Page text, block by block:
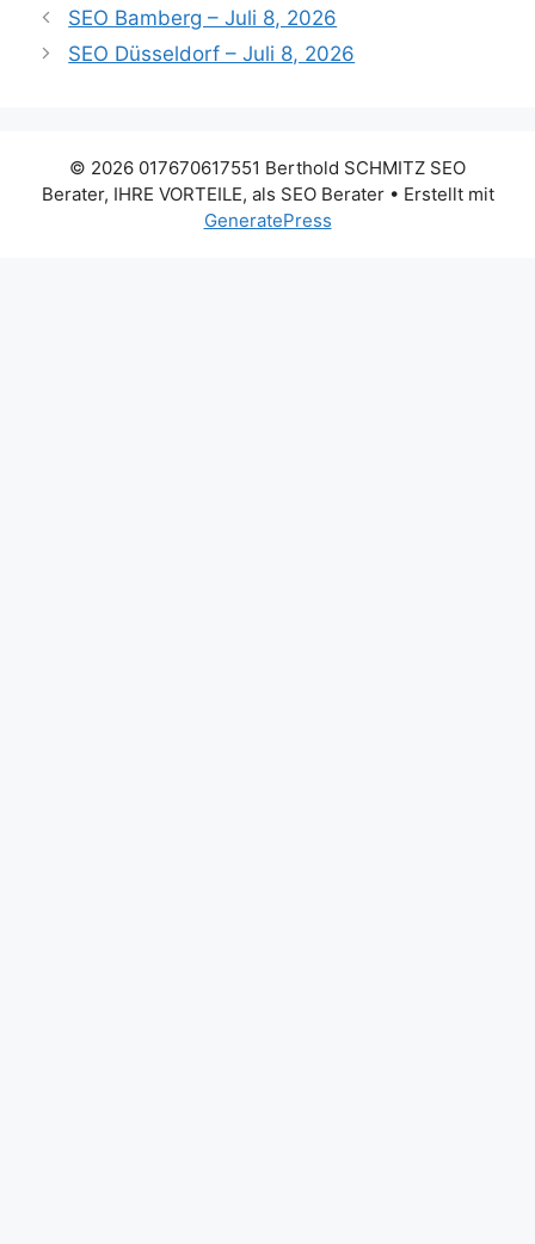
SEO Bamberg – Juli 8, 2026
SEO Düsseldorf – Juli 8, 2026
© 2026 017670617551 Berthold SCHMITZ SEO
Berater, IHRE VORTEILE, als SEO Berater• Erstellt mit
GeneratePress